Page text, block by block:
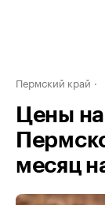
Пермский край
Цены
месяц